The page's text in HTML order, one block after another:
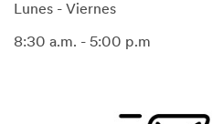
Lunes - Viernes
8:30 a.m. - 5:00 p.m